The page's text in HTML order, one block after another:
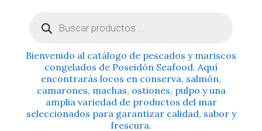
productos
Bienvenido al catálogo de pescados y mariscos
congelados de Poseidón Seafood. Aquí
encontrarás locos en conserva, salmón,
camarones, machas, ostiones, pulpo y una
amplia variedad de productos del mar
seleccionados para garantizar calidad, sabor y
frescura.